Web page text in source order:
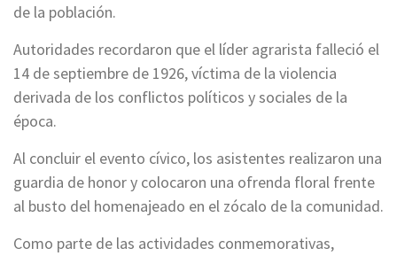
de la población.
Autoridades recordaron que el líder agrarista falleció el
14 de septiembre de 1926, víctima de la violencia
derivada de los conflictos políticos y sociales de la
época.
Al concluir el evento cívico, los asistentes realizaron una
guardia de honor y colocaron una ofrenda floral frente
al busto del homenajeado en el zócalo de la comunidad.
Como parte de las actividades conmemorativas,